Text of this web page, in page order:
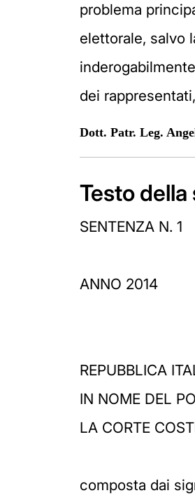
problema
elettorale, salvo
dei
Dott. Patr. Leg.
Testo
SENTENZA N. 1
ANNO 2014
REPUBBLICA
IN NOME DEL
LA CORTE
composta dai